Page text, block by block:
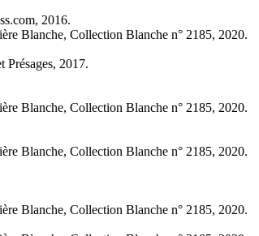
2016.
Blanche, Collection Blanche n° 2185, 2020.
Présages, 2017.
Blanche, Collection Blanche n° 2185, 2020.
Blanche, Collection Blanche n° 2185, 2020.
Blanche, Collection Blanche n° 2185, 2020.